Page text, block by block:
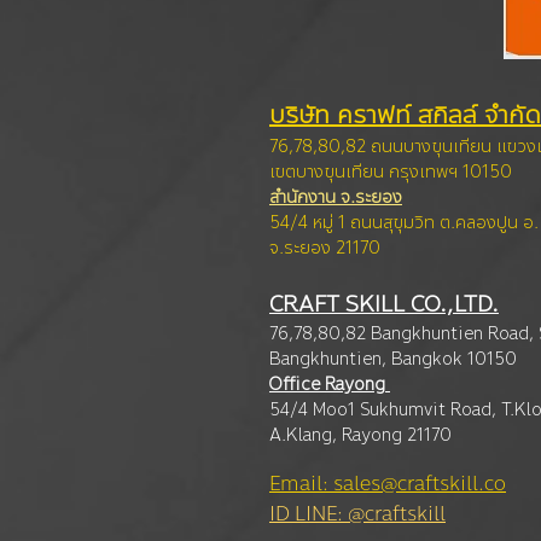
บริษัท คราฟท์ สกิลล์ จำกัด
76,78,80,82 ถนนบางขุนเทียน แขวง
เขตบางขุนเทียน กรุงเทพฯ 10150
สำนักงาน จ.ระยอง
54/4 หมู่ 1 ถนนสุขุมวิท ต.คลองปูน อ
จ.ระยอง 21170
CRAFT SKILL CO.,LTD.
76,78,80,82 Bangkhuntien Road,
Bangkhuntien, Bangkok 10150
Office Rayong
54/4 Moo1 Sukhumvit Road,
A.Klang, Rayong 21170
Email: sales@craftskill.co
ID LINE: @craftskill